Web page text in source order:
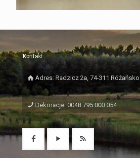
Kontakt
Adres: Radzicz 2a, 74-311 Różańsko
Dekoracje: 0048 795 000 054